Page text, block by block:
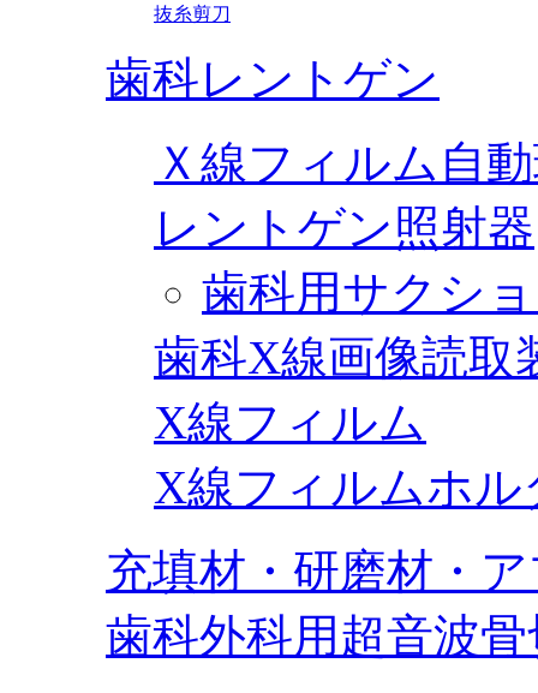
抜糸剪刀
歯科レントゲン
Ｘ線フィルム自
レントゲン照射器
歯科用サクシ
歯科X線画像読取
X線フィルム
X線フィルムホル
充填材・研磨材・
歯科外科用超音波